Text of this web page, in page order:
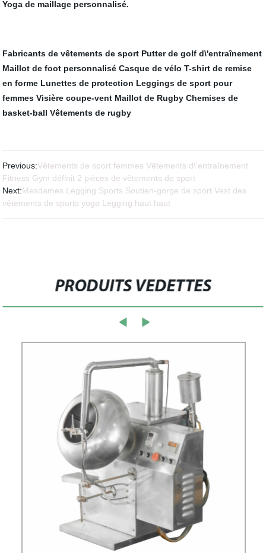
Yoga de maillage personnalisé.
Fabricants de vêtements de sport Putter de golf d\'entraînement
Maillot de foot personnalisé Casque de vélo T-shirt de remise
en forme Lunettes de protection Leggings de sport pour
femmes Visière coupe-vent Maillot de Rugby Chemises de
basket-ball Vêtements de rugby
Previous:Vêtements de sport femmes Vêtements d\'entraînement
Fitness Gym définit 2 pièces de vêtements de sport
Next:Mesdames Legging Sports Soutien-gorge de sport Vest des
vêtements de sports yoga Legging haut haut
PRODUITS VEDETTES